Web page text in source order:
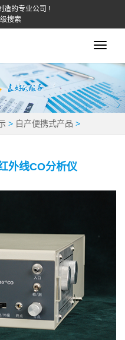
造的专业公司 !
搜索
Toggle
> 自产便携式产品 >
外线CO分析仪